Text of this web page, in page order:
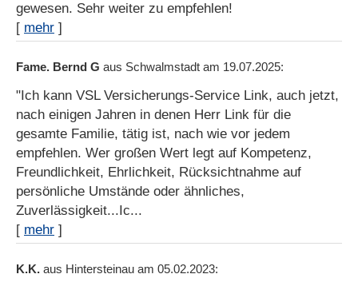
gewesen. Sehr weiter zu empfehlen!
[ mehr ]
Fame. Bernd G aus Schwalmstadt am 19.07.2025:
"Ich kann VSL Versicherungs-Service Link, auch jetzt,
nach einigen Jahren in denen Herr Link für die
gesamte Familie, tätig ist, nach wie vor jedem
empfehlen. Wer großen Wert legt auf Kompetenz,
Freundlichkeit, Ehrlichkeit, Rücksichtnahme auf
persönliche Umstände oder ähnliches,
Zuverlässigkeit...Ic...
[ mehr ]
K.K. aus Hintersteinau am 05.02.2023: